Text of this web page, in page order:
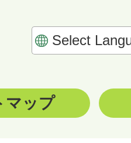
マップ